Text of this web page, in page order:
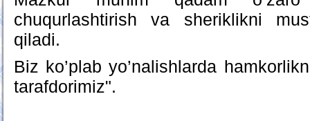
chuqurlashtirish va sheriklikni
qiladi.
Biz ko’plab yo’nalishlarda
tarafdorimiz".